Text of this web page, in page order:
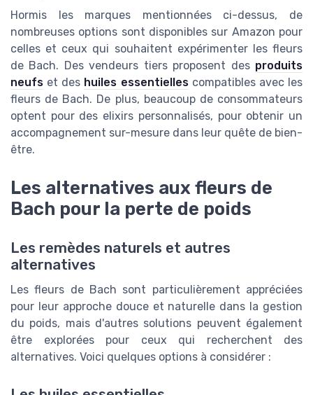
Hormis les marques mentionnées ci-dessus, de
nombreuses options sont disponibles sur Amazon pour
celles et ceux qui souhaitent expérimenter les fleurs
de Bach. Des vendeurs tiers proposent des produits
neufs et des huiles essentiellescompatibles avec les
fleurs de Bach. De plus, beaucoup de consommateurs
optent pour des elixirs personnalisés, pour obtenir un
accompagnement sur-mesure dans leur quête de bien-
être.
Les alternatives aux fleurs de
Bach pour la perte de poids
Les remèdes naturels et autres
alternatives
Les fleurs de Bach sont particulièrement appréciées
pour leur approche douce et naturelle dans la gestion
du poids, mais d'autres solutions peuvent également
être explorées pour ceux qui recherchent des
alternatives. Voici quelques options à considérer :